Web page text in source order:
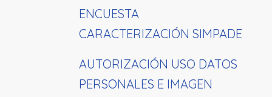
ENCUESTA
CARACTERIZACIÓN SIMPADE
AUTORIZACIÓN USO DATOS
PERSONALES E IMAGEN